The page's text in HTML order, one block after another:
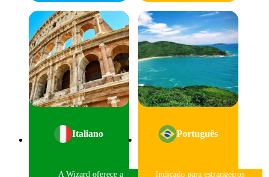
Italiano
A Wizard oferece a
Português
Indicado para estrangeiros